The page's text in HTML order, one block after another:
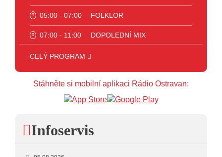
05:00 - 07:00 FOLKLOR
07:00 - 11:00 DOPOLEDNÍ MIX
11:00 - 12:00
12:00 - 13:00 JAZZ
13:00 - 14:00 BLUES
15:00 - 16:00 POP STARS
16:00 - 17:00
CELÝ PROGRAM
Stáhněte si mobilní aplikaci Rádio Ostravan:
Infoservis